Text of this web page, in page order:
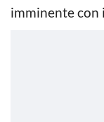
imminente con